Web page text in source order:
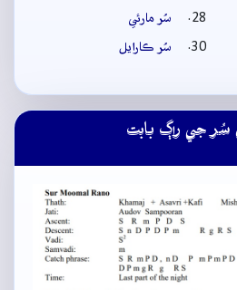
سُر مارئي
سُر ڪارايل
سُر جي راڳ بابت